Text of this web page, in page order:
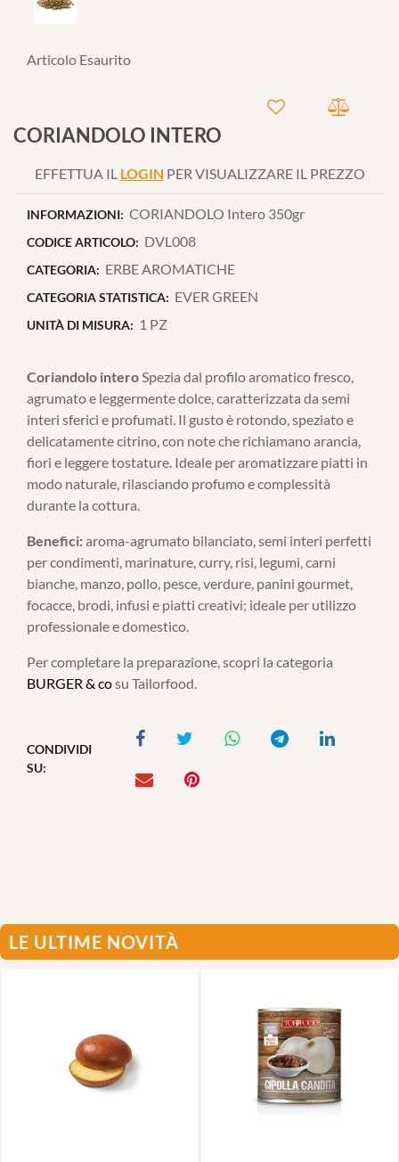
Articolo Esaurito
CORIANDOLO INTERO
EFFETTUA IL LOGIN PER VISUALIZZARE IL PREZZO
INFORMAZIONI: CORIANDOLO Intero 350gr
CODICE ARTICOLO: DVL008
CATEGORIA: ERBE AROMATICHE
CATEGORIA STATISTICA: EVER GREEN
UNITÀ DI MISURA: 1 PZ
Coriandolo interoSpezia dal profilo aromatico fresco,
agrumato e leggermente dolce, caratterizzata da semi
interi sferici e profumati. Il gusto è rotondo, speziato e
delicatamente citrino, con note che richiamano arancia,
fiori e leggere tostature. Ideale per aromatizzare piatti in
modo naturale, rilasciando profumo e complessità
durante la cottura.
Benefici:aroma-agrumato bilanciato, semi interi perfetti
per condimenti, marinature, curry, risi, legumi, carni
bianche, manzo, pollo, pesce, verdure, panini gourmet,
focacce, brodi, infusi e piatti creativi; ideale per utilizzo
professionale e domestico.
Per completare la preparazione, scopri la categoria
BURGER & cosu Tailorfood.
CONDIVIDI
SU:
LE ULTIME NOVITÀ